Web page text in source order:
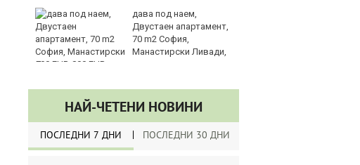
дава под наем,
Двустаен апартамент,
70 m2 София,
Манастирски Ливади,
800 EUR
НАЙ-ЧЕТЕНИ НОВИНИ
ПОСЛЕДНИ 7 ДНИ ПОСЛЕДНИ 30 ДНИ